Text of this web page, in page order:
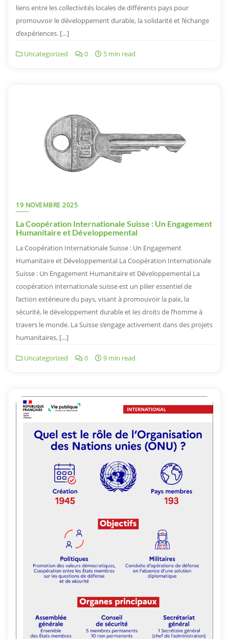
liens entre les collectivités locales de différents pays pour
promouvoir le développement durable, la solidarité et l’échange
d’expériences. […]
Uncategorized 0 5 min read
19 NOVEMBRE 2025
La Coopération Internationale Suisse : Un Engagement
Humanitaire et Développemental
La Coopération Internationale Suisse : Un Engagement
Humanitaire et Développemental La Coopération Internationale
Suisse : Un Engagement Humanitaire et Développemental La
coopération internationale suisse est un pilier essentiel de
l’action extérieure du pays, visant à promouvoir la paix, la
sécurité, le développement durable et les droits de l’homme à
travers le monde. La Suisse s’engage activement dans des projets
humanitaires, […]
Uncategorized 0 9 min read